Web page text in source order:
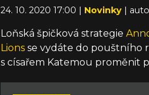
24. 10. 2020 17:00 | Novinky |
Loňská špičková strategie
Lions se vydáte do pouštního
s císařem Katemou proměnit